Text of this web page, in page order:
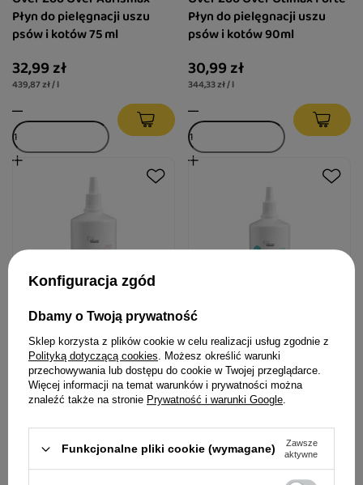
Płyn do pielęgnacji uszu
psów i kotów 75 ml
32,99 zł
439,87 zł / l
Płyn do pielęgnacji uszu
psów i kotów 90ml
30,99 zł
344,33 zł / l
Over Zoo Over Otimax Płyn
do pielęgnacji uszu psów i
kotów 130 ml
28,99 zł
223,00 zł / l
Over Zoo Over Optic Drop
Płyn do oczu dla psów i
kotów 40 ml
15,99 zł
399,75 zł / l
Konfiguracja zgód
Dbamy o Twoją prywatność
Sklep korzysta z plików cookie w celu realizacji usług zgodnie z
Polityką dotyczącą cookies. Możesz określić warunki
przechowywania lub dostępu do cookie w Twojej przeglądarce.
Więcej informacji na temat warunków i prywatności można
znaleźć także na stronie Prywatność i warunki Google.
Funkcjonalne pliki cookie (wymagane)
Zawsze
aktywne